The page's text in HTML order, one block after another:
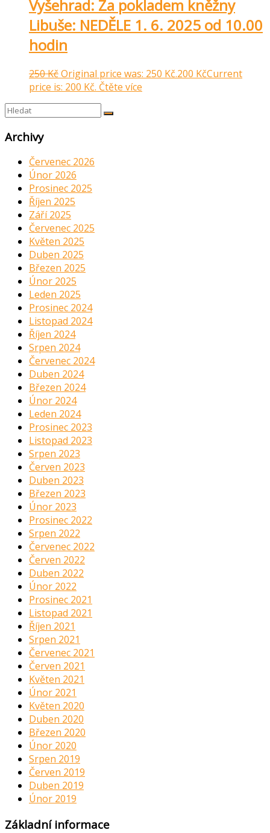
Vyšehrad: Za pokladem kněžny
Libuše: NEDĚLE 1. 6. 2025 od 10.00
hodin
250KčOriginal price was: 250 Kč.200 KčCurrent
price is: 200 Kč. Čtěte více
Archivy
Červenec 2026
Únor 2026
Prosinec 2025
Říjen 2025
Září 2025
Červenec 2025
Květen 2025
Duben 2025
Březen 2025
Únor 2025
Leden 2025
Prosinec 2024
Listopad 2024
Říjen 2024
Srpen 2024
Červenec 2024
Duben 2024
Březen 2024
Únor 2024
Leden 2024
Prosinec 2023
Listopad 2023
Srpen 2023
Červen 2023
Duben 2023
Březen 2023
Únor 2023
Prosinec 2022
Srpen 2022
Červenec 2022
Červen 2022
Duben 2022
Únor 2022
Prosinec 2021
Listopad 2021
Říjen 2021
Srpen 2021
Červenec 2021
Červen 2021
Květen 2021
Únor 2021
Květen 2020
Duben 2020
Březen 2020
Únor 2020
Srpen 2019
Červen 2019
Duben 2019
Únor 2019
Základní informace